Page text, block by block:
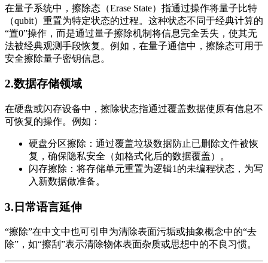
在量子系统中，擦除态（Erase State）指通过操作将量子比特
（qubit）重置为特定状态的过程。这种状态不同于经典计算的
“置0”操作，而是通过量子擦除机制将信息完全丢失，使其无
法被经典观测手段恢复。例如，在量子通信中，擦除态可用于
安全擦除量子密钥信息。
2.数据存储领域
在硬盘或闪存设备中，擦除状态指通过覆盖数据使原有信息不
可恢复的操作。例如：
硬盘分区擦除：通过覆盖垃圾数据防止已删除文件被恢
复，确保隐私安全（如格式化后的数据覆盖）。
闪存擦除：将存储单元重置为逻辑1的未编程状态，为写
入新数据做准备。
3.日常语言延伸
“擦除”在中文中也可引申为清除表面污垢或抽象概念中的“去
除”，如“擦刮”表示清除物体表面杂质或思想中的不良习惯。